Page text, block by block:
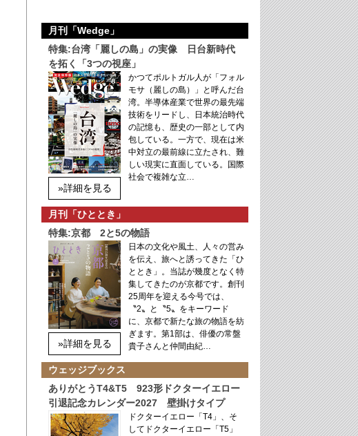
月刊「Wedge」
特集:台湾「麗しの島」の実像 日台新時代
を拓く「3つの視座」
»詳細を見る
かつてポルトガル人が「フォル
モサ（麗しの島）」と呼んだ台
湾。半導体産業で世界の最先端
技術をリードし、日本統治時代
の記憶も、歴史の一部として内
包している。一方で、現在は米
中対立の最前線に立たされ、難
しい現実に直面している。国際
社会で複雑な立…
月刊「ひととき」
特集:京都 2と5の物語
»詳細を見る
日本の文化や風土、人々の営み
を伝え、旅へと誘ってきた「ひ
ととき」。当誌が幾度となく特
集してきたのが京都です。創刊
25周年を迎える今号では、
〝2〟と〝5〟をキーワード
に、京都で新たな旅の物語を紡
ぎます。第1部は、俳優の常盤
貴子さんと仲間由紀…
ウェッジブックス
ありがとうT4&T5 923形ドクターイエロー
引退記念カレンダー2027 壁掛けタイプ
ドクターイエロー「T4」、そ
してドクターイエロー「T5」